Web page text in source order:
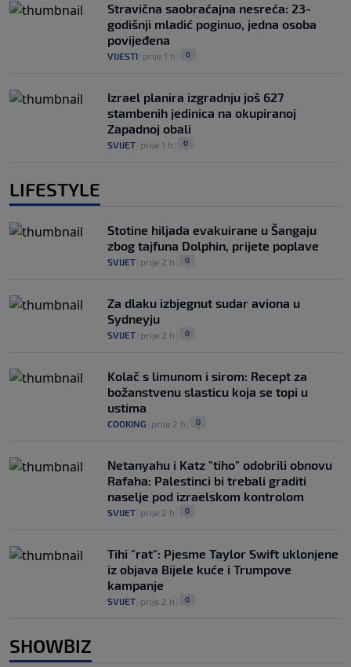
Stravična saobraćajna nesreća: 23-
godišnji mladić poginuo, jedna osoba
povijeđena
VIJESTI prije 1 h 0
Izrael planira izgradnju još 627
stambenih jedinica na okupiranoj
Zapadnoj obali
SVIJET prije 1 h 0
LIFESTYLE
Stotine hiljada evakuirane u Šangaju
zbog tajfuna Dolphin, prijete poplave
SVIJET prije 2 h 0
Za dlaku izbjegnut sudar aviona u
Sydneyju
SVIJET prije 2 h 0
Kolač s limunom i sirom: Recept za
božanstvenu slasticu koja se topi u
ustima
COOKING prije 2 h 0
Netanyahu i Katz "tiho" odobrili obnovu
Rafaha: Palestinci bi trebali graditi
naselje pod izraelskom kontrolom
SVIJET prije 2 h 0
Tihi "rat": Pjesme Taylor Swift uklonjene
iz objava Bijele kuće i Trumpove
kampanje
SVIJET prije 2 h 0
SHOWBIZ